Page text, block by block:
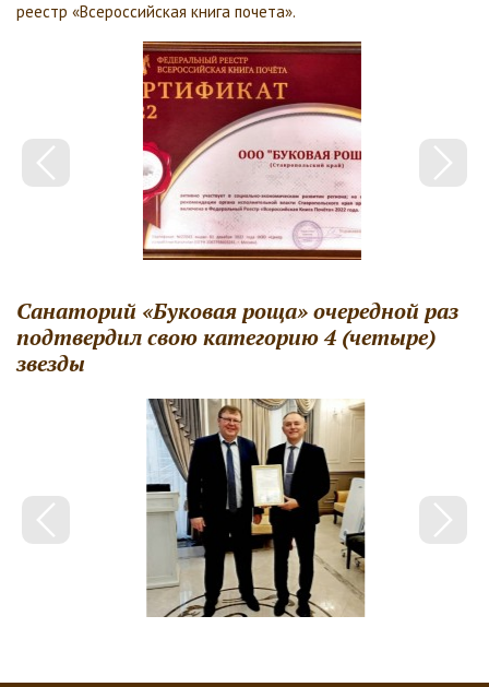
реестр «Всероссийская книга почета».
Санаторий «Буковая роща» очередной раз
подтвердил свою категорию 4 (четыре)
звезды